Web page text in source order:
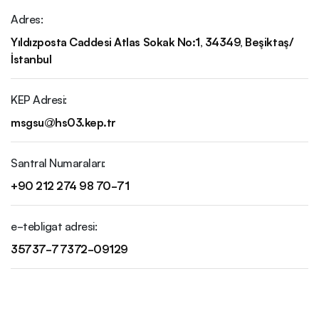
Genel Sekreterlik
Koordinatörlükler
Yönetmelik ve Yönergeler
Kurul ve Komisyonlar
Fahri Akademik Kadro
Adres:
Yıldızposta Caddesi Atlas Sokak No:1, 34349, Beşiktaş/
İstanbul
KEP Adresi:
msgsu@hs03.kep.tr
Santral Numaraları:
+90 212 274 98 70-71
e-tebligat adresi:
35737-77372-09129